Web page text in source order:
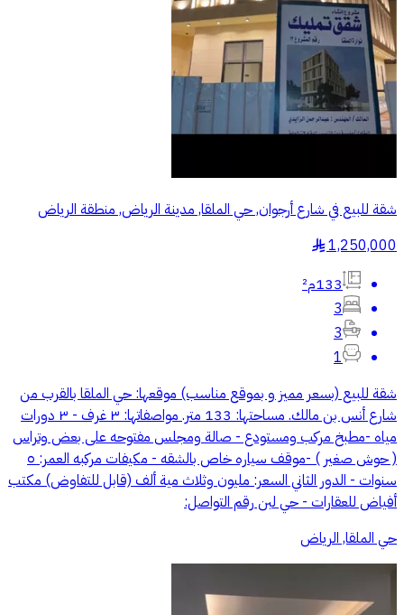
شقة للبيع في شارع أرجوان, حي الملقا, مدينة الرياض, منطقة الرياض
1,250,000
§
133م²
3
3
1
شقة للبيع (بسعر مميز و بموقع مناسب) موقعها: حي الملقا بالقرب من
شارع أنس بن مالك. مساحتها: 133 متر. مواصفاتها: ٣ غرف - ٣ دورات
مياه -مطبخ مركب ومستودع - صالة ومجلس مفتوحه على بعض وتراس
( حوش صغير ) -موقف سياره خاص بالشقه - مكيفات مركبه العمر: ٥
سنوات - الدور الثاني السعر: مليون وثلاث مية ألف (قابل للتفاوض) مكتب
أفياض للعقارات - حي لبن رقم التواصل:
حي الملقا, الرياض